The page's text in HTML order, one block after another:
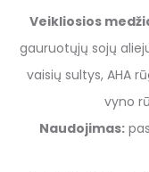
Veikliosios
gauruotųjų sojų
vaisių sultys, AHA
vyno
Naudojimas: